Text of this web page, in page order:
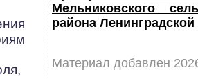
Мельниковского
района Ленинградской
Материал добавлен